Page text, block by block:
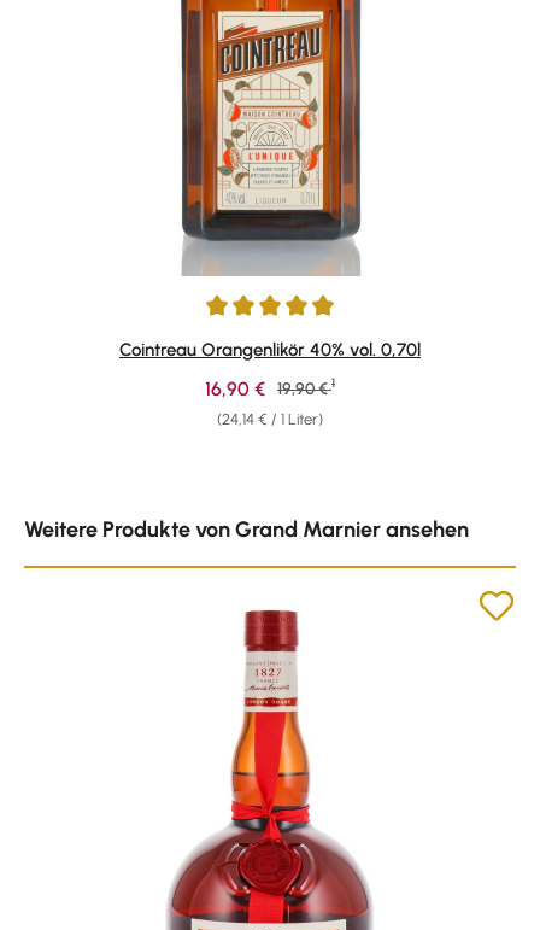
Durchschnittliche Bewertung von 4.89 von 5 Sternen
Cointreau Orangenlikör 40% vol. 0,70l
(24,14 € / 1 Liter)
Verkaufspreis:
16,90 € Regulärer Preis:
19,90 € 1
Weitere Produkte von Grand Marnier ansehen